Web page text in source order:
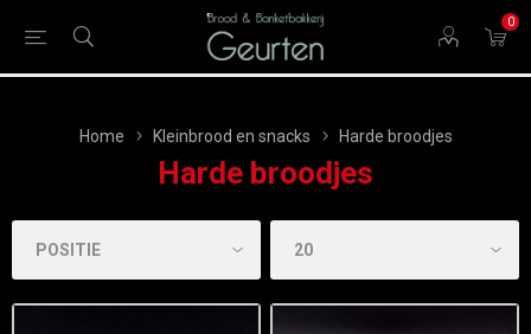
0
Home Kleinbrood en snacks Harde broodjes
Harde broodjes